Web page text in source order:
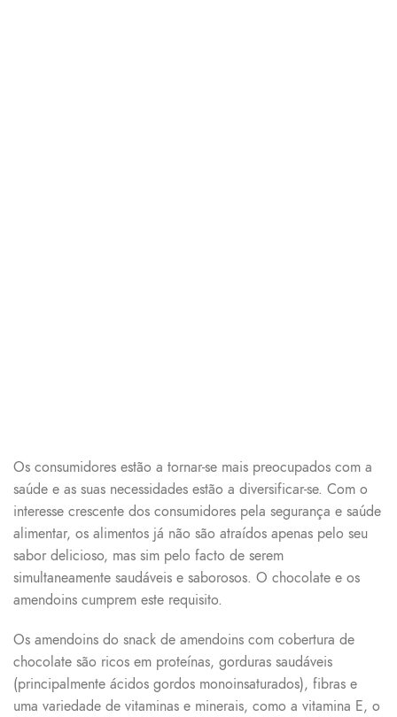
Os consumidores estão a tornar-se mais preocupados com a
saúde e as suas necessidades estão a diversificar-se. Com o
interesse crescente dos consumidores pela segurança e saúde
alimentar, os alimentos já não são atraídos apenas pelo seu
sabor delicioso, mas sim pelo facto de serem
simultaneamente saudáveis e saborosos. O chocolate e os
amendoins cumprem este requisito.
Os amendoins do snack de amendoins com cobertura de
chocolate são ricos em proteínas, gorduras saudáveis
(principalmente ácidos gordos monoinsaturados), fibras e
uma variedade de vitaminas e minerais, como a vitamina E, o